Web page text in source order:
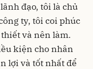
đạo, tôi là chủ
ty, tôi coi phúc
và nên làm.
kiện cho nhân
lợi và tốt nhất để